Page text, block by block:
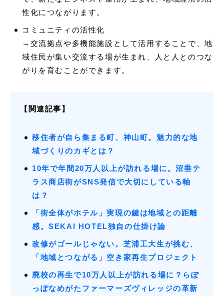
性化につながります。
コミュニティの活性化
→交流拠点や多機能施設として活用することで、地
域住民が集い交流する場が生まれ、人と人とのつな
がりを育むことができます。
【関連記事】
移住者が自ら集まる町、神山町。魅力的な地
域づくりのカギとは？
10年で年間20万人以上が訪れる場に。沼垂テ
ラス商店街がSNS発信で大切にしている軸
は？
「街全体がホテル」実現の鍵は地域との距離
感。SEKAI HOTEL独自の仕掛け論
改修がゴールじゃない。芝浦工大生が挑む、
「地域とつながる」空き家再生プロジェクト
廃校の再生で10万人以上が訪れる場に？らぽ
っぽなめがたファーマーズヴィレッジの革新